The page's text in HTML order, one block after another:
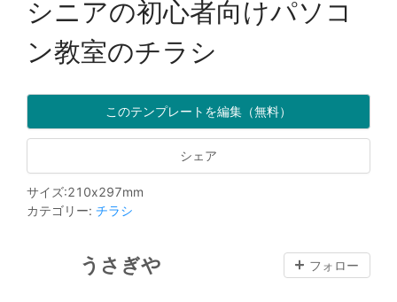
シニアの初心者向けパソコ
ン教室のチラシ
このテンプレートを編集（無料）
シェア
サイズ:210x297mm
カテゴリー: チラシ
うさぎや フォロー